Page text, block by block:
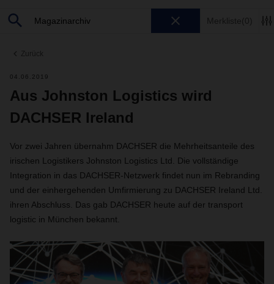
Merkliste(0)
Zurück
04.06.2019
Aus Johnston Logistics wird
DACHSER Ireland
Vor zwei Jahren übernahm DACHSER die Mehrheitsanteile des
irischen Logistikers Johnston Logistics Ltd. Die vollständige
Integration in das DACHSER-Netzwerk findet nun im Rebranding
und der einhergehenden Umfirmierung zu DACHSER Ireland Ltd.
ihren Abschluss. Das gab DACHSER heute auf der transport
logistic in München bekannt.